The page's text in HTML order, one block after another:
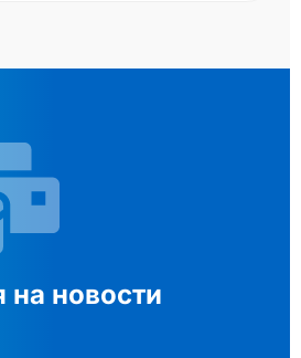
на новости